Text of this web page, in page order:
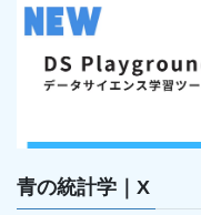
青の統計学｜X